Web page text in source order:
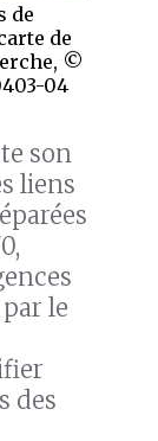
de
de
©
04
son
liens
le
des